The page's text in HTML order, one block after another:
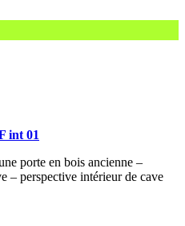
int 01
porte en bois ancienne –
– perspective intérieur de cave